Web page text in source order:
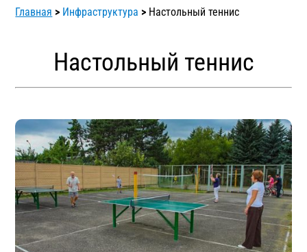
Главная > Инфраструктура > Настольный теннис
Настольный теннис